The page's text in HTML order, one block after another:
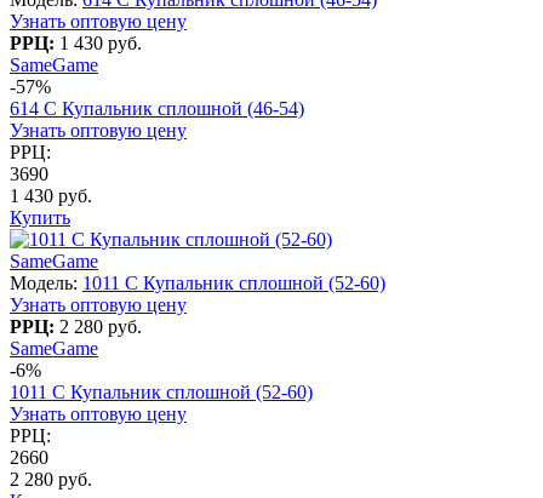
Узнать оптовую цену
РРЦ: 1 430 руб.
SameGame
-57%
614 C Купальник сплошной (46-54)
Узнать оптовую цену
РРЦ:
3690
1 430 руб.
Купить
SameGame
Модель: 1011 С Купальник сплошной (52-60)
Узнать оптовую цену
РРЦ: 2 280 руб.
SameGame
-6%
1011 С Купальник сплошной (52-60)
Узнать оптовую цену
РРЦ:
2660
2 280 руб.